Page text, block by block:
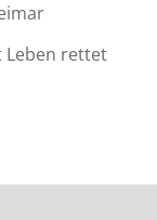
Leben rettet